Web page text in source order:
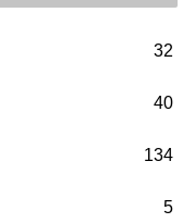
32
40
134
5